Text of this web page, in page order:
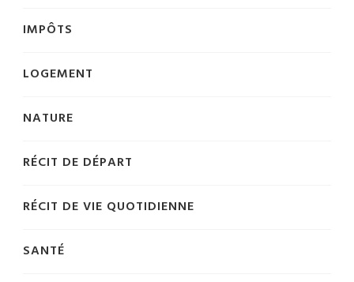
IMPÔTS
LOGEMENT
NATURE
RÉCIT DE DÉPART
RÉCIT DE VIE QUOTIDIENNE
SANTÉ